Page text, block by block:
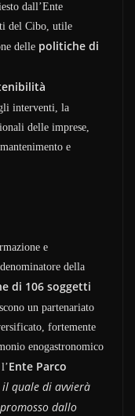
dall’Ente
del Cibo, utile
delle politiche di
interventi, la
delle imprese,
e
e
della
di 106 soggetti
un partenariato
fortemente
enogastronomico
Ente Parco
il quale di avvierà
dallo